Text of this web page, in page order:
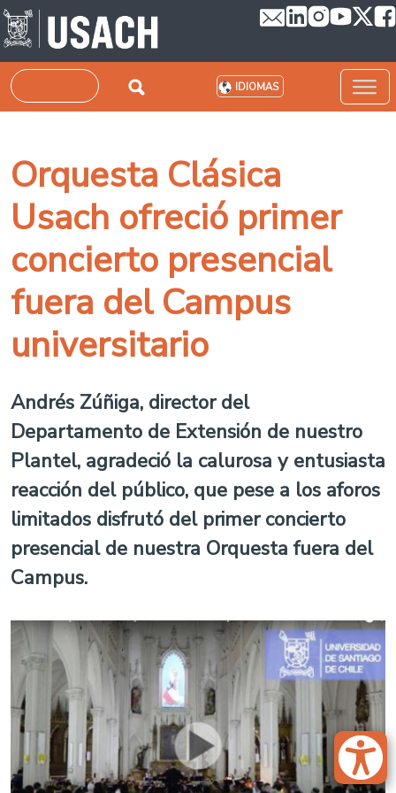
Pasar al contenido principal
Buscar IDIOMAS
Orquesta Clásica
Usach ofreció primer
concierto presencial
fuera del Campus
universitario
Andrés Zúñiga, director del
Departamento de Extensión de nuestro
Plantel, agradeció la calurosa y entusiasta
reacción del público, que pese a los aforos
limitados disfrutó del primer concierto
presencial de nuestra Orquesta fuera del
Campus.